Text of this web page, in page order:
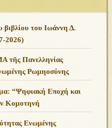
του Ιωάννη Δ.
2026)
Πανελληνίας
Ρωμηοσύνης
“Ψηφιακή Εποχή και
Κομοτηνή
Ενωμένης